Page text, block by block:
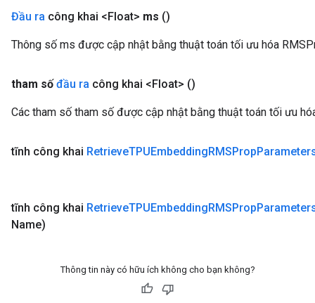
Đầu ra công khai <Float> ms ()
Thông số ms được cập nhật bằng thuật toán tối ưu hóa
tham số đầu ra công khai <Float> ()
Các tham số tham số được cập nhật bằng thuật toán tối ưu
tĩnh công khai RetrieveTPUEmbeddingRMSProp
tĩnh công khai RetrieveTPUEmbeddingRMSProp
Name)
Thông tin này có hữu ích không cho bạn không?